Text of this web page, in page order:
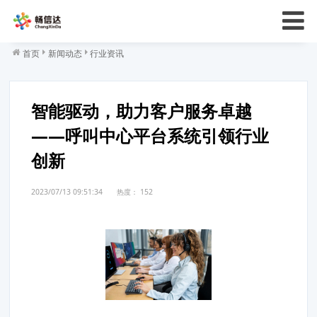
首页 新闻动态 行业资讯
智能驱动，助力客户服务卓越
——呼叫中心平台系统引领行业
创新
2023/07/13 09:51:34 热度： 152